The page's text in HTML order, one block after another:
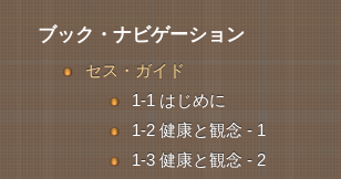
ブック・ナビゲーション
セス・ガイド
1-1 はじめに
1-2 健康と観念 - 1
1-3 健康と観念 - 2